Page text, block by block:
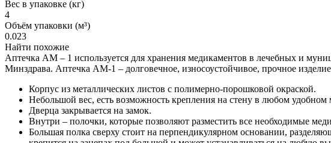
Вес в упаковке (кг)
4
Объём упаковки (м³)
0.023
Найти похожие
Аптечка АМ – 1 используется для хранения медикаментов в лечебных и
Минздрава. Аптечка АМ-1 – долговечное, износоустойчивое, прочное
Корпус из металлических листов с полимерно-порошковой окраской.
Небольшой вес, есть возможность крепления на стену в любом удобном
Дверца закрывается на замок.
Внутри – полочки, которые позволяют разместить все необходимые
Большая полка сверху стоит на перпендикулярном основании,